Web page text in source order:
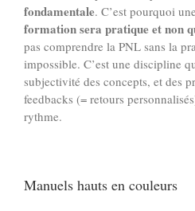
fondamentale. C’est pourquoi
formation sera pratique et non
pas comprendre la PNL sans la
impossible. C’est une discipline
subjectivité des concepts, et des
feedbacks (= retours
rythme.
Manuels hauts en couleurs